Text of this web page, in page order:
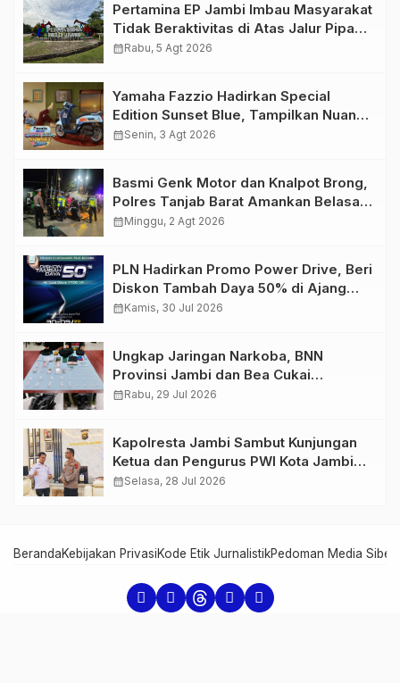
Pertamina EP Jambi Imbau Masyarakat
Tidak Beraktivitas di Atas Jalur Pipa
Migas Demi Keselamatan Bersama
calendar_monthRabu, 5 Agt 2026
Yamaha Fazzio Hadirkan Special
Edition Sunset Blue, Tampilkan Nuansa
Retro Summer yang Semakin Skena
calendar_monthSenin, 3 Agt 2026
Basmi Genk Motor dan Knalpot Brong,
Polres Tanjab Barat Amankan Belasan
Kendaraan
calendar_monthMinggu, 2 Agt 2026
PLN Hadirkan Promo Power Drive, Beri
Diskon Tambah Daya 50% di Ajang
GIIAS 2026
calendar_monthKamis, 30 Jul 2026
Ungkap Jaringan Narkoba, BNN
Provinsi Jambi dan Bea Cukai
Amankan Sembilan Pelaku beserta
calendar_monthRabu, 29 Jul 2026
Kapolresta Jambi Sambut Kunjungan
Ketua dan Pengurus PWI Kota Jambi
Perkuat Sinergi dan Kolaborasi
calendar_monthSelasa, 28 Jul 2026
BerandaKebijakan PrivasiKode Etik JurnalistikPedoman Media Siber